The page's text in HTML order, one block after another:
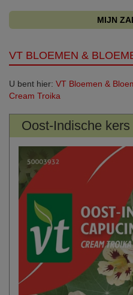
MIJN
VT BLOEMEN &
U bent hier: VT Bloemen &
Cream Troika
Oost-Indische kers